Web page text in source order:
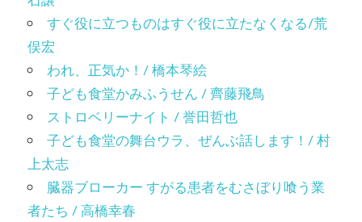
すぐ役に立つものはすぐ役に立たなくなる/荒
俣宏
われ、正気か！/ 橋本琴絵
子ども食堂かみふうせん / 齊藤飛鳥
ストロベリーナイト / 誉田哲也
子ども食堂の舞台ウラ、ぜんぶ話します！/ 村
上太志
臓器ブローカー すがる患者をむさぼり喰う業
者たち / 高橋幸春